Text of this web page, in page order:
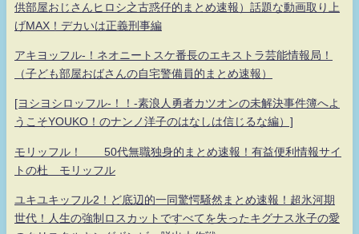
供部屋おじさんヒロシ之古惑仔的まとめ速報）話題な動画取り上
げMAX！デカいは正義刑事編
アキヨッフル-！ネオニートスケ番長のエキストラ芸能情報局！
（子ども部屋おばさんの自宅警備員的まとめ速報）
[ヨシヨシロッフル-！！-素浪人勇者カツオンの未解決事件簿へよ
うこそYOUKO！のナンノ洋子のはなしは信じるな編）]
モリッフル！ 50代無職独身的まとめ速報！有益便利情報サイ
トの杜 モリッフル
ユキユキッフル2！ど底辺的一同驚愕騒然まとめ速報！超氷河期
世代！人生の強制ロスカットですべてを失ったキグナス氷子の愛